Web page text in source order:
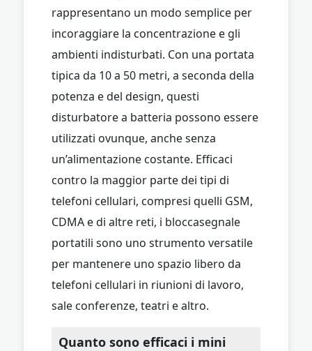
rappresentano un modo semplice per
incoraggiare la concentrazione e gli
ambienti indisturbati. Con una portata
tipica da 10 a 50 metri, a seconda della
potenza e del design, questi
disturbatore a batteria possono essere
utilizzati ovunque, anche senza
un’alimentazione costante. Efficaci
contro la maggior parte dei tipi di
telefoni cellulari, compresi quelli GSM,
CDMA e di altre reti, i bloccasegnale
portatili sono uno strumento versatile
per mantenere uno spazio libero da
telefoni cellulari in riunioni di lavoro,
sale conferenze, teatri e altro.
Quanto sono efficaci i mini